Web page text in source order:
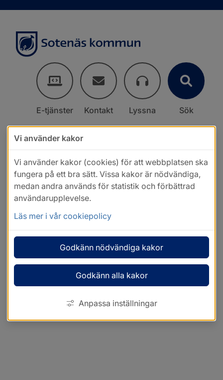
E-tjänster Kontakt Lyssna Sök
Vi använder kakor
Vi använder kakor (cookies) för att webbplatsen ska
fungera på ett bra sätt. Vissa kakor är nödvändiga,
medan andra används för statistik och förbättrad
användarupplevelse.
Läs mer i vår cookiepolicy
Godkänn nödvändiga kakor
Godkänn alla kakor
Anpassa inställningar